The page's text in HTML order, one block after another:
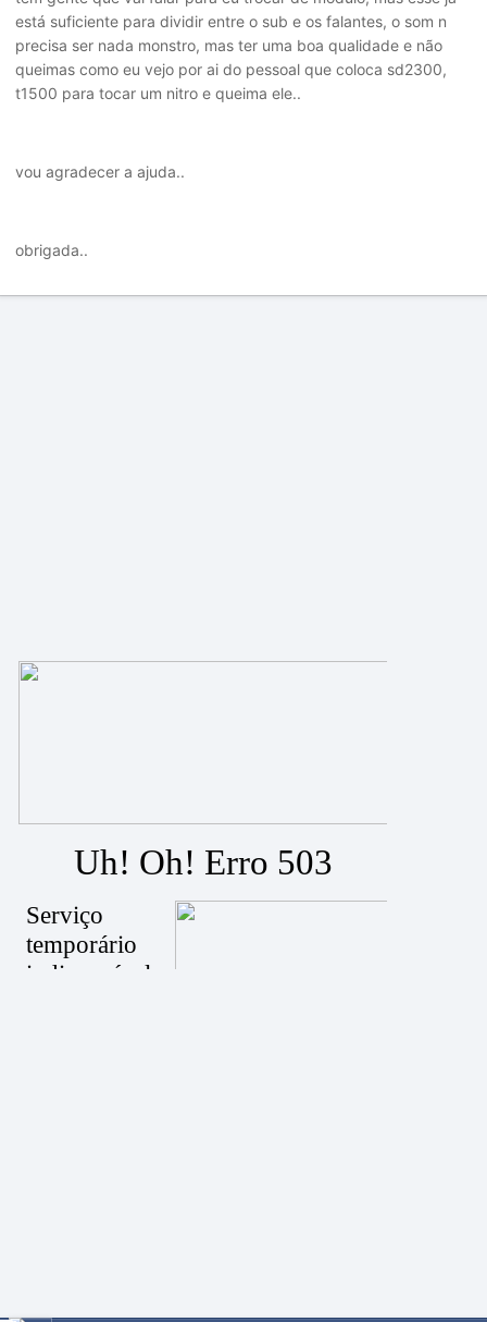
está suficiente para dividir entre o sub e os falantes, o som n
precisa ser nada monstro, mas ter uma boa qualidade e não
queimas como eu vejo por ai do pessoal que coloca sd2300,
t1500 para tocar um nitro e queima ele..
vou agradecer a ajuda..
obrigada..